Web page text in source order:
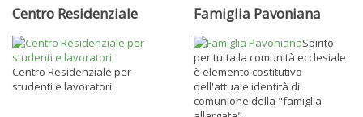
Centro Residenziale
Centro Residenziale per
studenti e lavoratori.
Famiglia Pavoniana
Spirito
per tutta la comunità ecclesiale
è elemento costitutivo
dell'attuale identità di
comunione della "famiglia